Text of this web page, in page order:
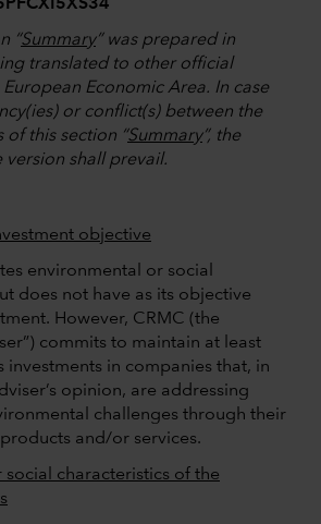
“Summary” was prepared in
translated to other official
Economic Area. In case
or conflict(s) between the
of this section “Summary”, the
version shall prevail.
objective
environmental or social
does not have as its objective
However, CRMC (the
commits to maintain at least
investments in companies that, in
opinion, are addressing
challenges through their
and/or services.
social characteristics of the